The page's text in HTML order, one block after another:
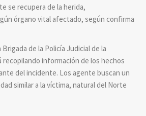
se recupera de la herida,
órgano vital afectado, según confirma
de la Policía Judicial de la
recopilando información de los hechos
del incidente. Los agente buscan un
similar a la víctima, natural del Norte